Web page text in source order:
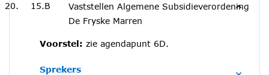
15.B
Vaststellen Algemene Subsidieverordening
De Fryske Marren
Voorstel: zie agendapunt 6D.
Sprekers